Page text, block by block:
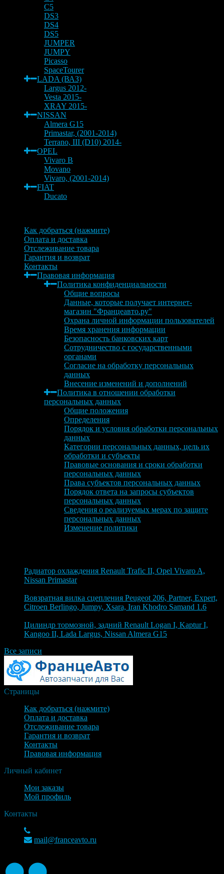
C5
DS3
DS4
DS5
JUMPER
JUMPY
Picasso
SpaceTourer
LADA (ВАЗ)
Largus 2012-
Vesta 2015-
XRAY 2015-
NISSAN
Almera G15
Primastar, (2001-2014)
Terrano, III (D10) 2014-
OPEL
Vivaro B
Movano
Vivaro, (2001-2014)
FIAT
Ducato
Как добраться (нажмите)
Оплата и доставка
Отслеживание товара
Гарантия и возврат
Контакты
Правовая информация
Политика конфиденциальности
Общие вопросы
Данные, которые получает интернет-
магазин "Францеавто.ру"
Охрана личной информации пользователей
Время хранения информации
Безопасность банковских карт
Сотрудничество с государственными
органами
Согласие на обработку персональных
данных
Внесение изменений и дополнений
Политика в отношении обработки
персональных данных
Общие положения
Определения
Порядок и условия обработки персональных
данных
Категории персональных данных, цель их
обработки и субъекты
Правовые основания и сроки обработки
персональных данных
Права субъектов персональных данных
Порядок ответа на запросы субъектов
персональных данных
Сведения о реализуемых мерах по защите
персональных данных
Изменение политики
Радиатор охлаждения Renault Trafic II, Opel Vivaro A,
Nissan Primastar
Вовзратная вилка сцепления Peugeot 206, Partner, Expert,
Citroen Berlingo, Jumpy, Xsara, Iran Khodro Samand 1.6
Цилиндр тормозной, задний Renault Logan I, Kaptur I,
Kangoo II, Lada Largus, Nissan Almera G15
Все записи
Страницы
Как добраться (нажмите)
Оплата и доставка
Отслеживание товара
Гарантия и возврат
Контакты
Правовая информация
Личный кабинет
Мои заказы
Мой профиль
Контакты
mail@franceavto.ru